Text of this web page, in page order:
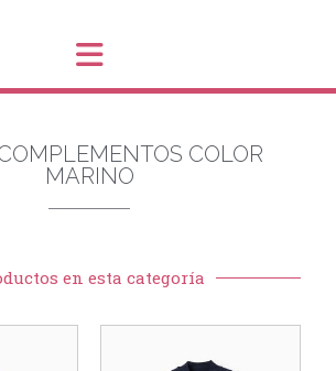
COLOR
MARINO
en esta categoría